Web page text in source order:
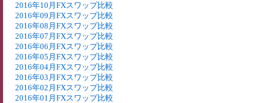
2016年10月FXスワップ比較
2016年09月FXスワップ比較
2016年08月FXスワップ比較
2016年07月FXスワップ比較
2016年06月FXスワップ比較
2016年05月FXスワップ比較
2016年04月FXスワップ比較
2016年03月FXスワップ比較
2016年02月FXスワップ比較
2016年01月FXスワップ比較